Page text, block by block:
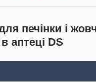
печінки і
аптеці DS